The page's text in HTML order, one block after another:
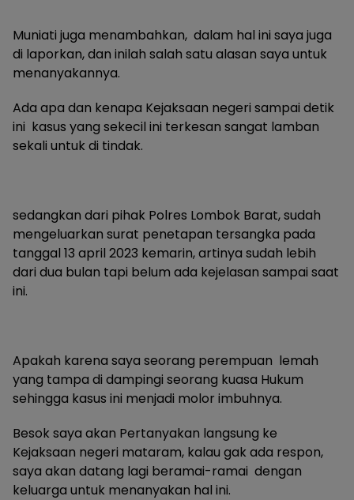
Muniati juga menambahkan, dalam hal ini saya juga
di laporkan, dan inilah salah satu alasan saya untuk
menanyakannya.
Ada apa dan kenapa Kejaksaan negeri sampai detik
ini kasus yang sekecil ini terkesan sangat lamban
sekali untuk di tindak.
sedangkan dari pihak Polres Lombok Barat, sudah
mengeluarkan surat penetapan tersangka pada
tanggal 13 april 2023 kemarin, artinya sudah lebih
dari dua bulan tapi belum ada kejelasan sampai saat
ini.
Apakah karena saya seorang perempuan lemah
yang tampa di dampingi seorang kuasa Hukum
sehingga kasus ini menjadi molor imbuhnya.
Besok saya akan Pertanyakan langsung ke
Kejaksaan negeri mataram, kalau gak ada respon,
saya akan datang lagi beramai-ramai dengan
keluarga untuk menanyakan hal ini.